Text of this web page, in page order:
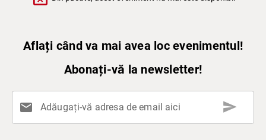
Aflați când va mai avea loc evenimentul!
Abonați-vă la newsletter!
mail Adăugați-vă adresa de email aici send